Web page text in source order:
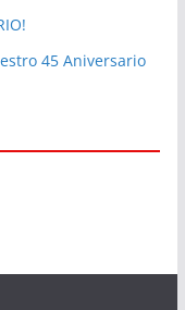
45 Aniversario